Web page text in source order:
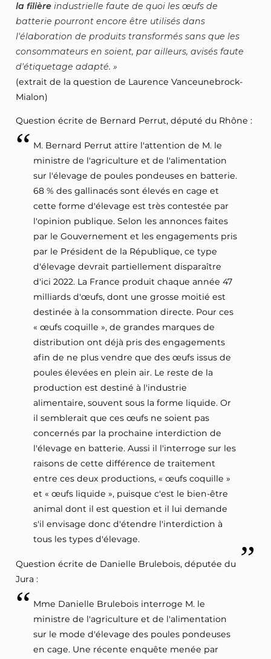
la filière industrielle faute de quoi les œufs de
batterie pourront encore être utilisés dans
l'élaboration de produits transformés sans que les
consommateurs en soient, par ailleurs, avisés faute
d'étiquetage adapté.
(extrait de la question de Laurence Vanceunebrock-
Mialon)
Question écrite de Bernard Perrut, député du Rhône :
M. Bernard Perrut attire l'attention de M. le
ministre de l'agriculture et de l'alimentation
sur l'élevage de poules pondeuses en batterie.
68 % des gallinacés sont élevés en cage et
cette forme d'élevage est très contestée par
l'opinion publique. Selon les annonces faites
par le Gouvernement et les engagements pris
par le Président de la République, ce type
d'élevage devrait partiellement disparaître
d'ici 2022. La France produit chaque année 47
milliards d'œufs, dont une grosse moitié est
destinée à la consommation directe. Pour ces
« œufs coquille », de grandes marques de
distribution ont déjà pris des engagements
afin de ne plus vendre que des œufs issus de
poules élevées en plein air. Le reste de la
production est destiné à l'industrie
alimentaire, souvent sous la forme liquide. Or
il semblerait que ces œufs ne soient pas
concernés par la prochaine interdiction de
l'élevage en batterie. Aussi il l'interroge sur les
raisons de cette différence de traitement
entre ces deux productions, « œufs coquille »
et « œufs liquide », puisque c'est le bien-être
animal dont il est question et il lui demande
s'il envisage donc d'étendre l'interdiction à
tous les types d'élevage.
Question écrite de Danielle Brulebois, députée du
Jura :
Mme Danielle Brulebois interroge M. le
ministre de l'agriculture et de l'alimentation
sur le mode d'élevage des poules pondeuses
en cage. Une récente enquête menée par